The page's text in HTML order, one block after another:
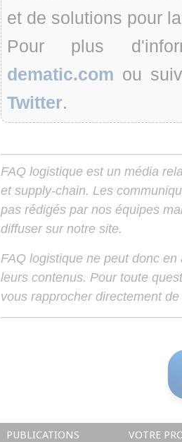
et de solutions pour
Pour plus
dematic.com ou
Twitter.
FAQ logistique est un média
et supply-chain. Les
pas rédigés par nos équipes
diffuser sur notre site.
FAQ logistique ne peut donc
leurs contenus. Pour toute
vous rapprocher directement
PUBLICATIONS VOTRE